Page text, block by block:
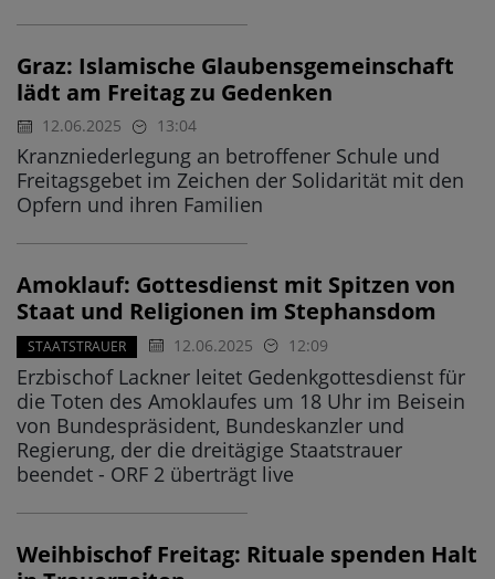
Graz: Islamische Glaubensgemeinschaft
lädt am Freitag zu Gedenken
12.06.2025 13:04
Kranzniederlegung an betroffener Schule und
Freitagsgebet im Zeichen der Solidarität mit den
Opfern und ihren Familien
Amoklauf: Gottesdienst mit Spitzen von
Staat und Religionen im Stephansdom
STAATSTRAUER 12.06.2025 12:09
Erzbischof Lackner leitet Gedenkgottesdienst für
die Toten des Amoklaufes um 18 Uhr im Beisein
von Bundespräsident, Bundeskanzler und
Regierung, der die dreitägige Staatstrauer
beendet - ORF 2 überträgt live
Weihbischof Freitag: Rituale spenden Halt